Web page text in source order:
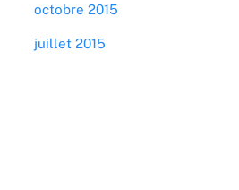
octobre 2015
juillet 2015